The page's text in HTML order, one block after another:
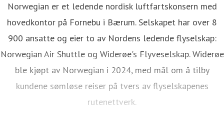
Norwegian er et ledende nordisk luftfartskonsern med
hovedkontor på Fornebu i Bærum. Selskapet har over 8
900 ansatte og eier to av Nordens ledende flyselskap:
Norwegian Air Shuttle og Widerøe's Flyveselskap. Widerøe
ble kjøpt av Norwegian i 2024, med mål om å tilby
kundene sømløse reiser på tvers av flyselskapenes
rutenettverk.